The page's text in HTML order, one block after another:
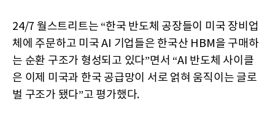
24/7 월스트리트는 “한국 반도체 공장들이 미국 장비업
체에 주문하고 미국 AI 기업들은 한국산 HBM을 구매하
는 순환 구조가 형성되고 있다”면서 “AI 반도체 사이클
은 이제 미국과 한국 공급망이 서로 얽혀 움직이는 글로
벌 구조가 됐다”고 평가했다.